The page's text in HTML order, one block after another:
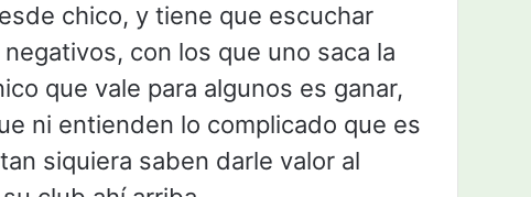
chico, y tiene que escuchar
con los que uno saca la
que vale para algunos es ganar,
ni entienden lo complicado que es
siquiera saben darle valor al